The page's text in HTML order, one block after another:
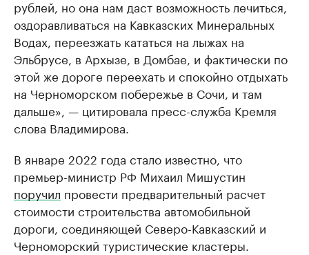
рублей, но она нам даст возможность лечиться,
оздоравливаться на Кавказских Минеральных
Водах, переезжать кататься на лыжах на
Эльбрусе, в Архызе, в Домбае, и фактически по
этой же дороге переехать и спокойно отдыхать
на Черноморском побережье в Сочи, и там
дальше», — цитировала пресс-служба Кремля
слова Владимирова.
В январе 2022 года стало известно, что
премьер-министр РФ Михаил Мишустин
поручил провести предварительный расчет
стоимости строительства автомобильной
дороги, соединяющей Северо-Кавказский и
Черноморский туристические кластеры.